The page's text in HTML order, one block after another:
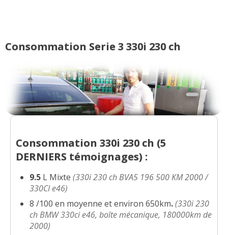
Consommation Serie 3 330i 230 ch
Consommation 330i 230 ch (5
DERNIERS témoignages) :
9.5 L Mixte(330i 230 ch BVA5 196 500 KM 2000 /
330CI e46)
8 /100 en moyenne et environ 650km. (330i 230
ch BMW 330ci e46, boîte mécanique, 180000km de
2000)